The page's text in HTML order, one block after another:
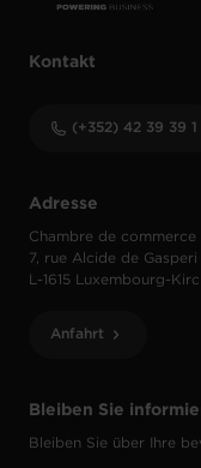
Bleiben Sie
Bleiben Sie über Ihre
Adresse
Chambre de commerce
7, rue Alcide de Gasperi
L-1615 Luxembourg-
Anfahrt
Kontakt
(+352) 42 39 39 1